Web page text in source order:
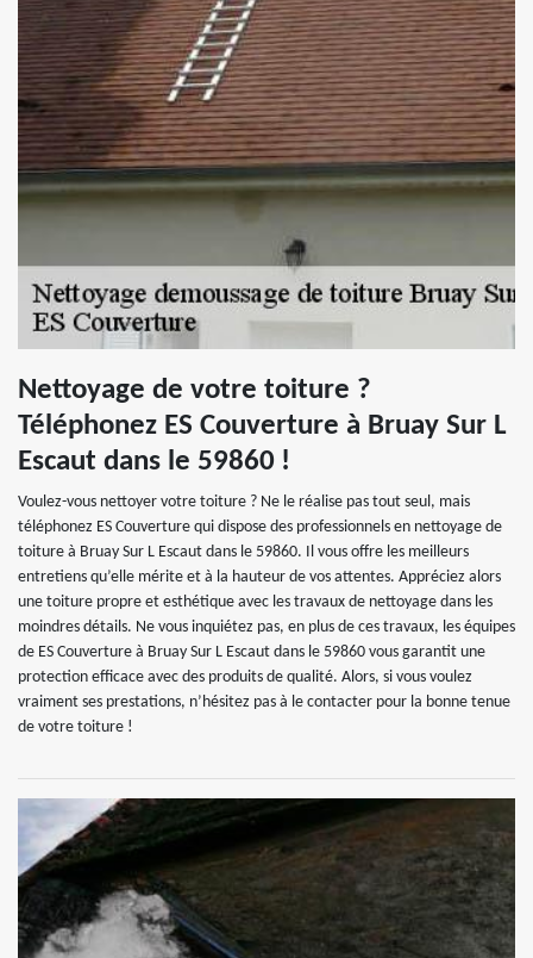
Nettoyage de votre toiture ?
Téléphonez ES Couverture à Bruay Sur L
Escaut dans le 59860 !
Voulez-vous nettoyer votre toiture ? Ne le réalise pas tout seul, mais
téléphonez ES Couverture qui dispose des professionnels en nettoyage de
toiture à Bruay Sur L Escaut dans le 59860. Il vous offre les meilleurs
entretiens qu’elle mérite et à la hauteur de vos attentes. Appréciez alors
une toiture propre et esthétique avec les travaux de nettoyage dans les
moindres détails. Ne vous inquiétez pas, en plus de ces travaux, les équipes
de ES Couverture à Bruay Sur L Escaut dans le 59860 vous garantit une
protection efficace avec des produits de qualité. Alors, si vous voulez
vraiment ses prestations, n’hésitez pas à le contacter pour la bonne tenue
de votre toiture !